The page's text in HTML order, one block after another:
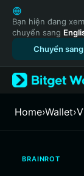
English
日本語
Tiếng Việt
Русский
Español
Türkçe
Français
繁體中文
Bạn hiện đang
chuyển sang
Chuyển
Home›Wallet›
BRAINROT